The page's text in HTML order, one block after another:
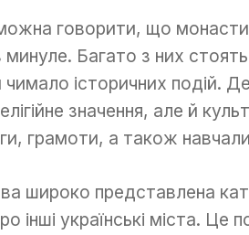
говорити, що
минуле. Багато з них
історичних подій.
значення, але й
грамоти, а також
широко представлена
інші українські міста. Це